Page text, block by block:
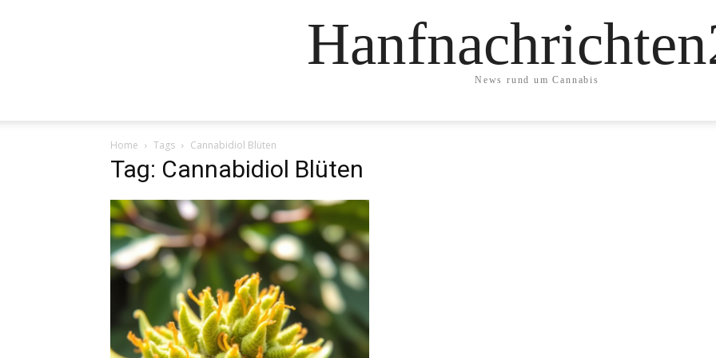
News rund um Cannabis
Home Tags Cannabidiol Blüten
Tag: Cannabidiol Blüten